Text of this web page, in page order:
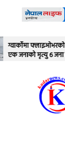
content